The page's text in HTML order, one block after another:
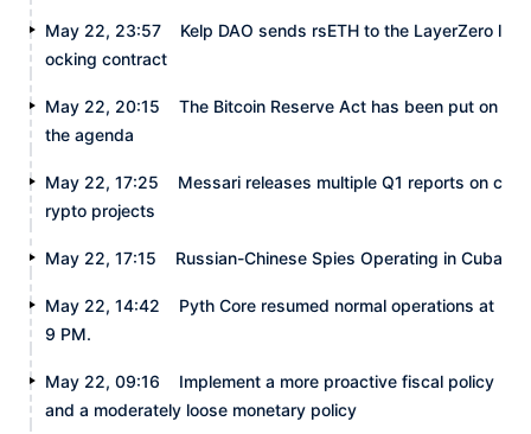
May 22, 23:57
Kelp DAO sends rsETH to the LayerZero l
ocking contract
May 22, 20:15
The Bitcoin Reserve Act has been put on
the agenda
May 22, 17:25
Messari releases multiple Q1 reports on c
rypto projects
May 22, 17:15 Russian-Chinese Spies Operating in Cuba
May 22, 14:42
Pyth Core resumed normal operations at
9 PM.
May 22, 09:16
Implement a more proactive fiscal policy
and a moderately loose monetary policy